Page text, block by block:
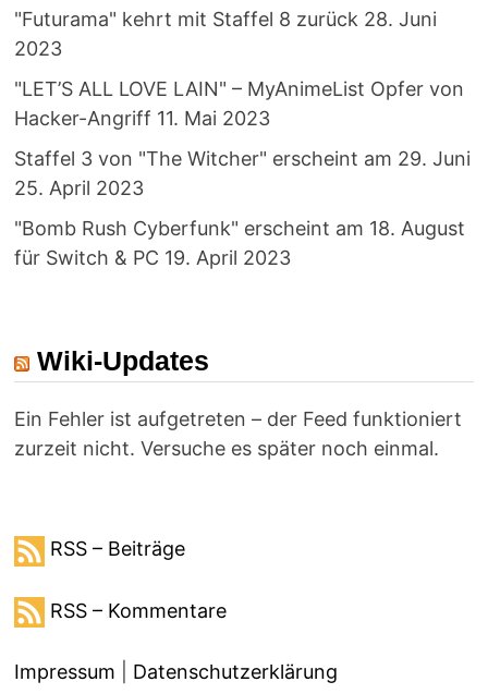
"Futurama" kehrt mit Staffel 8 zurück 28. Juni
2023
"LET’S ALL LOVE LAIN" – MyAnimeList Opfer von
Hacker-Angriff 11. Mai 2023
Staffel 3 von "The Witcher" erscheint am 29. Juni
25. April 2023
"Bomb Rush Cyberfunk" erscheint am 18. August
für Switch & PC 19. April 2023
Wiki-Updates
Ein Fehler ist aufgetreten – der Feed funktioniert
zurzeit nicht. Versuche es später noch einmal.
RSS – Beiträge
RSS – Kommentare
Impressum Datenschutzerklärung